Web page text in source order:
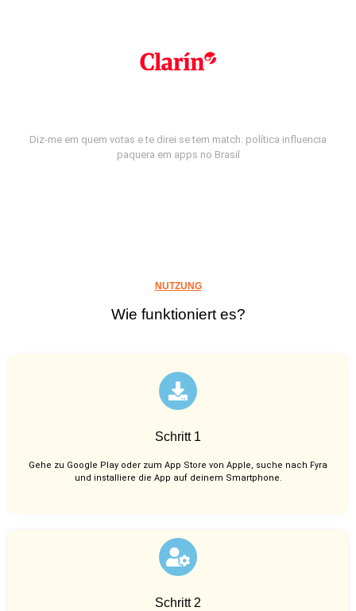
Diz-me em quem votas e te direi se tem match: política influencia
paquera em apps no Brasil
NUTZUNG
Wie funktioniert es?
Schritt 1
Gehe zu Google Play oder zum App Store von Apple, suche nach Fyra
und installiere die App auf deinem Smartphone.
Schritt 2